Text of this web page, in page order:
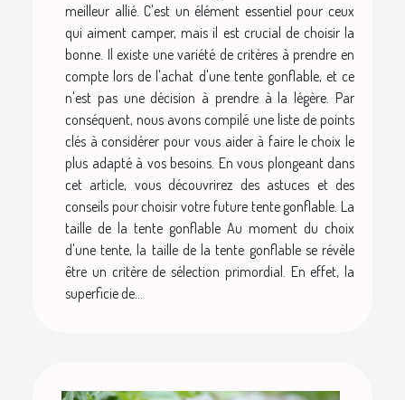
meilleur allié. C'est un élément essentiel pour ceux
qui aiment camper, mais il est crucial de choisir la
bonne. Il existe une variété de critères à prendre en
compte lors de l'achat d'une tente gonflable, et ce
n'est pas une décision à prendre à la légère. Par
conséquent, nous avons compilé une liste de points
clés à considérer pour vous aider à faire le choix le
plus adapté à vos besoins. En vous plongeant dans
cet article, vous découvrirez des astuces et des
conseils pour choisir votre future tente gonflable. La
taille de la tente gonflable Au moment du choix
d'une tente, la taille de la tente gonflable se révèle
être un critère de sélection primordial. En effet, la
superficie de...